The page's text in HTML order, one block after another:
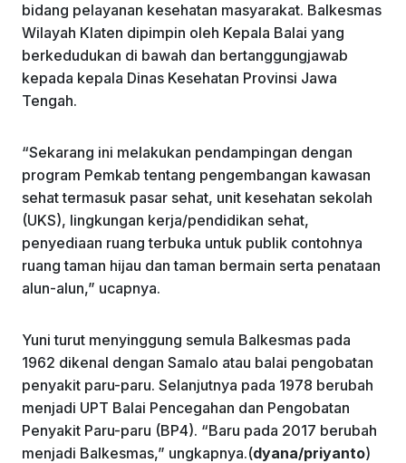
bidang pelayanan kesehatan masyarakat. Balkesmas
Wilayah Klaten dipimpin oleh Kepala Balai yang
berkedudukan di bawah dan bertanggungjawab
kepada kepala Dinas Kesehatan Provinsi Jawa
Tengah.
“Sekarang ini melakukan pendampingan dengan
program Pemkab tentang pengembangan kawasan
sehat termasuk pasar sehat, unit kesehatan sekolah
(UKS), lingkungan kerja/pendidikan sehat,
penyediaan ruang terbuka untuk publik contohnya
ruang taman hijau dan taman bermain serta penataan
alun-alun,” ucapnya.
Yuni turut menyinggung semula Balkesmas pada
1962 dikenal dengan Samalo atau balai pengobatan
penyakit paru-paru. Selanjutnya pada 1978 berubah
menjadi UPT Balai Pencegahan dan Pengobatan
Penyakit Paru-paru (BP4). “Baru pada 2017 berubah
menjadi Balkesmas,” ungkapnya.(dyana/priyanto)